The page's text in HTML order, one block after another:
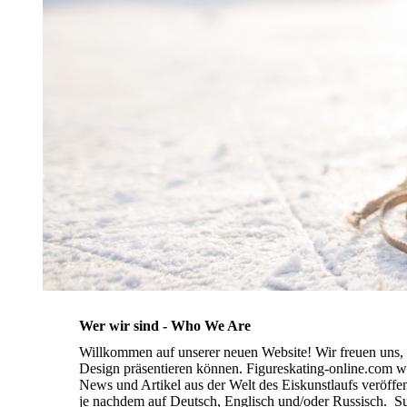
Wer wir sind - Who We Are
Willkommen auf unserer neuen Website! Wir freuen
Design präsentieren können. Figureskating-online.com
News und Artikel aus der Welt des Eiskunstlaufs
je nachdem auf Deutsch, Englisch und/oder Russisch.